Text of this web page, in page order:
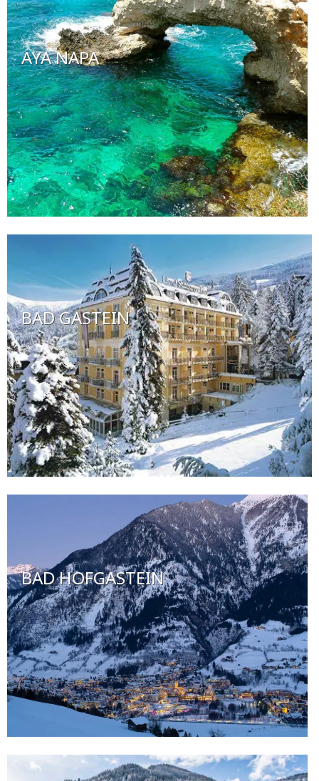
AYA NAPA
BAD GASTEIN
BAD HOFGASTEIN